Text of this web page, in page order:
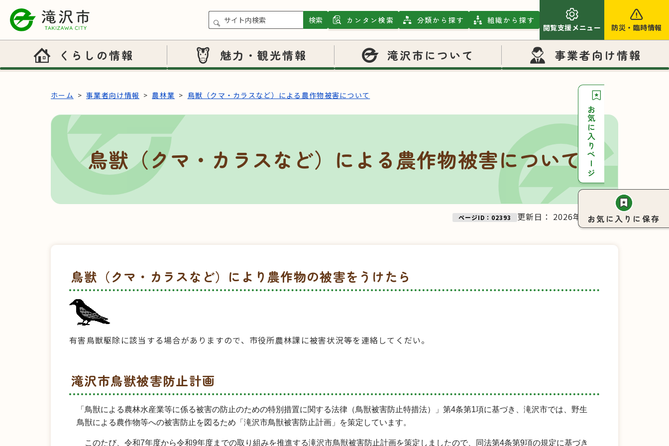
本文へスキップ
検索 カンタン検索 分類から探す 組織から探す
閲覧支援メニュー 防災 ・ 臨時情報
くらしの情報 魅力・観光情報 滝沢市について 事業者向け情報
お気に入りページ
お気に入りに保存
ホーム 事業者向け情報 農林業 鳥獣（クマ・カラスなど）による農作物被害について
鳥獣（クマ・カラスなど）による農作物被害について
ページID：02393 更新日： 2026年02月18日
鳥獣（クマ・カラスなど）により農作物の被害をうけたら
有害鳥獣駆除に該当する場合がありますので、市役所農林課に被害状況等を連絡してくだい。
滝沢市鳥獣被害防止計画
「鳥獣による農林水産業等に係る被害の防止のための特別措置に関する法律（鳥獣被害防止特措法）」第4条第1項に基づき、滝沢市では、野生
鳥獣による農作物等への被害防止を図るため「滝沢市鳥獣被害防止計画」を策定しています。
このたび、令和7年度から令和9年度までの取り組みを推進する滝沢市鳥獣被害防止計画を策定しましたので、同法第4条第9項の規定に基づき